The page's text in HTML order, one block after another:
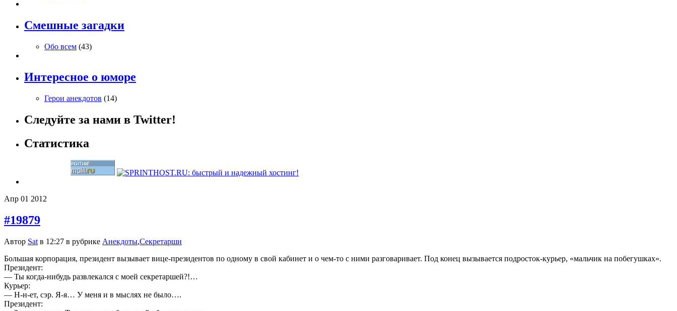
Смешные загадки
Обо всем (43)
Интересное о юморе
Герои анекдотов (14)
Следуйте за нами в Twitter!
Статистика
Апр 01 2012
#19879
Автор Sat в 12:27 в рубрике Анекдоты,Секретарши
Большая корпорация, президент вызывает вице-президентов по одному в свой кабинет и о чем-то с ними разговаривает. Под конец вызывается подросток-курьер, «мальчик на побегушках».
Президент:
— Ты когда-нибудь развлекался с моей секретаршей?!…
Курьер:
— H-н-ет, сэр. Я-я… У меня и в мыслях не было….
Президент: